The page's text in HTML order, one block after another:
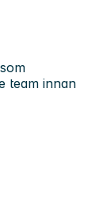
team innan